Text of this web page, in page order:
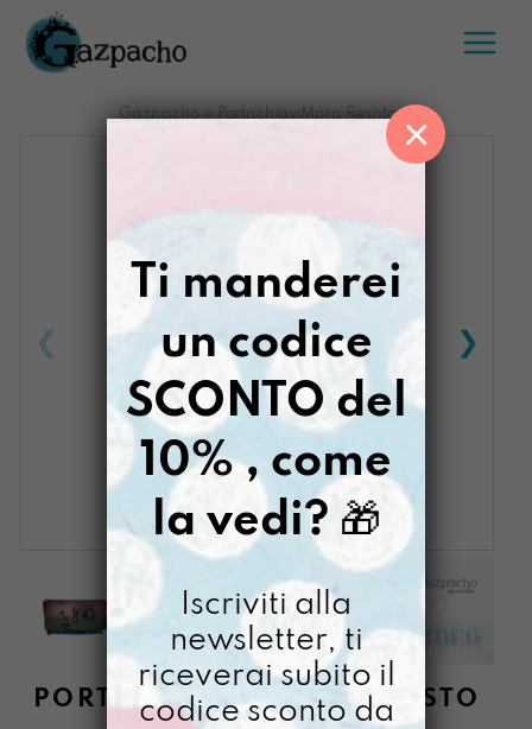
Salta
contenuto
Gazpacho> PortachiaviMara Resisto
PORTACHIAVIMARA RESISTO
Ti manderei
un codice
SCONTO del
10% , come
la vedi? 🎁
Iscriviti alla
newsletter, ti
riceverai subito il
codice sconto da
×